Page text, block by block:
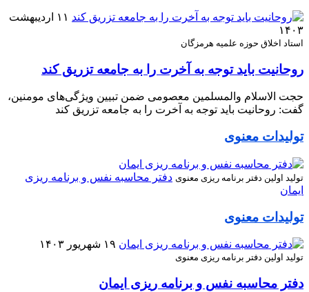
۱۱ اردیبهشت
۱۴۰۳
استاد اخلاق حوزه علمیه هرمزگان
روحانیت باید توجه به آخرت را به جامعه تزریق کند
حجت الاسلام والمسلمین معصومی ضمن تبیین ویژگی‌های مومنین،
گفت: روحانیت باید توجه به آخرت را به جامعه تزریق کند
تولیدات معنوی
تولید اولین دفتر برنامه ریزی معنوی دفتر محاسبه نفس و برنامه ریزی
ایمان
تولیدات معنوی
۱۹ شهریور ۱۴۰۳
تولید اولین دفتر برنامه ریزی معنوی
دفتر محاسبه نفس و برنامه ریزی ایمان